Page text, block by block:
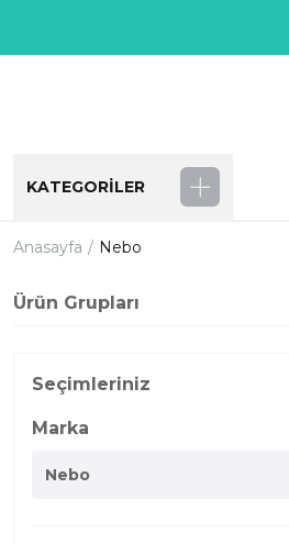
KATEGORİLER
Anasayfa Nebo
Ürün Grupları
Seçimleriniz
Marka
Nebo